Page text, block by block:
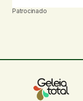
Patrocinado